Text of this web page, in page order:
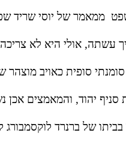
ממאמר של יוסי שריד
אולי היא לא
סופית כאויב מוצהר
יהוד, והמאמצים אכן
של ברנרד